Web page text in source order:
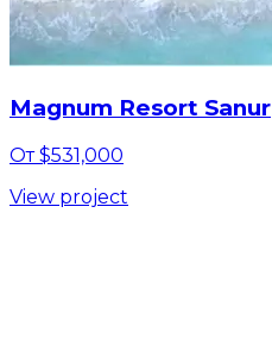
Magnum Resort Sanur
От $531,000
View project